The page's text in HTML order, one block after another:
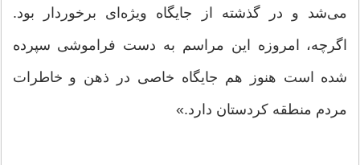
می‌شد و در گذشته از جایگاه ویژه‌ای برخوردار بود.
اگرچه، امروزه این مراسم به دست فراموشی سپرده
شده است هنوز هم جایگاه خاصی در ذهن و خاطرات
مردم منطقه کردستان دارد.»